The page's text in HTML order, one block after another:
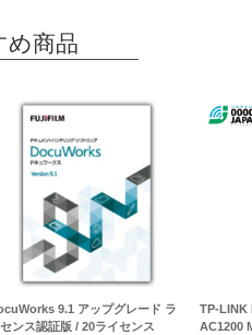
め商品
9.1 アップグレード ラ
ンス認証版 / 20ライセンス
TP-LINK
AC1200